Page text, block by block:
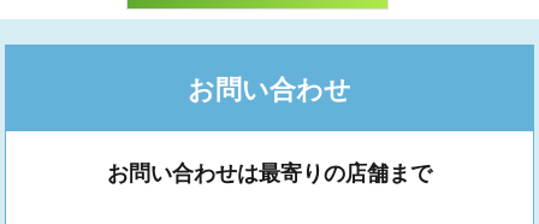
お問い合わせ
お問い合わせは最寄りの店舗まで